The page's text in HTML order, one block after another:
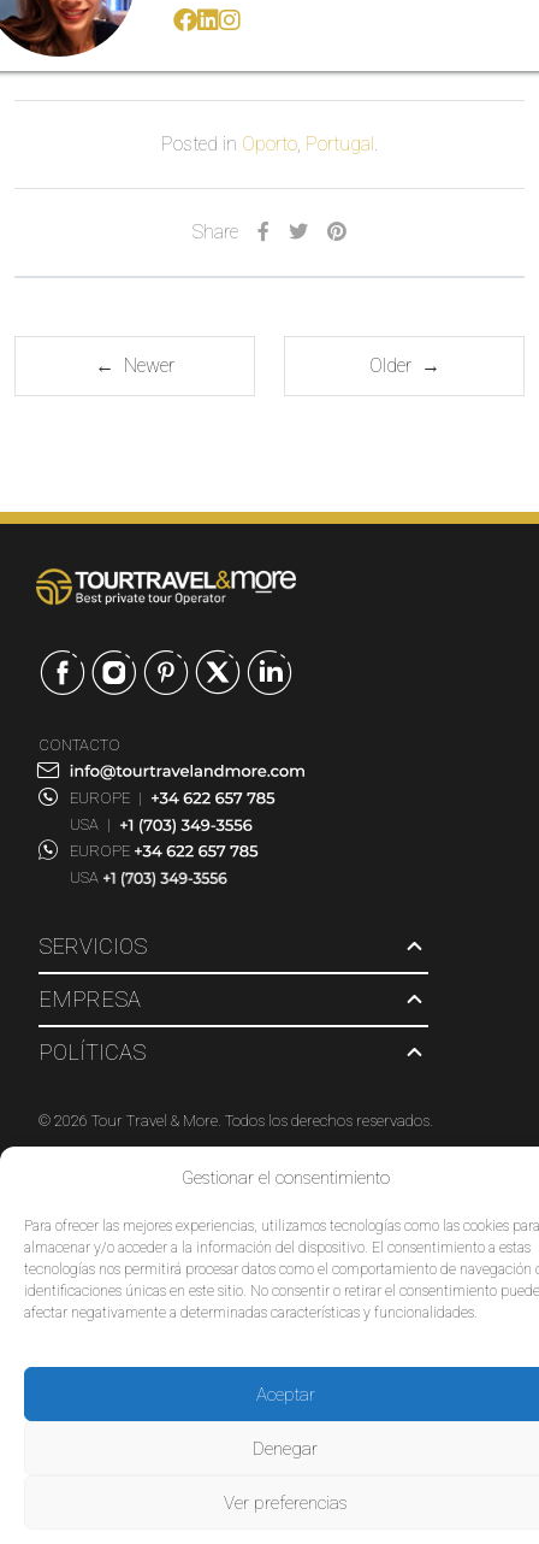
Gestionar el consentimiento
Para ofrecer las mejores experiencias, utilizamos tecnologías como las cookies para
almacenar y/o acceder a la información del dispositivo. El consentimiento a estas
tecnologías nos permitirá procesar datos como el comportamiento de navegación
identificaciones únicas en este sitio. No consentir o retirar el consentimiento puede
afectar negativamente a determinadas características y funcionalidades.
Aceptar
Denegar
Ver preferencias
Posted in Oporto Portugal
Share
← Newer Older →
SERVICIOS
EMPRESA
POLÍTICAS
CONTACTO
EUROPE |
USA |
EUROPE
USA
© 2026 Tour Travel & More. Todos los derechos reservados.